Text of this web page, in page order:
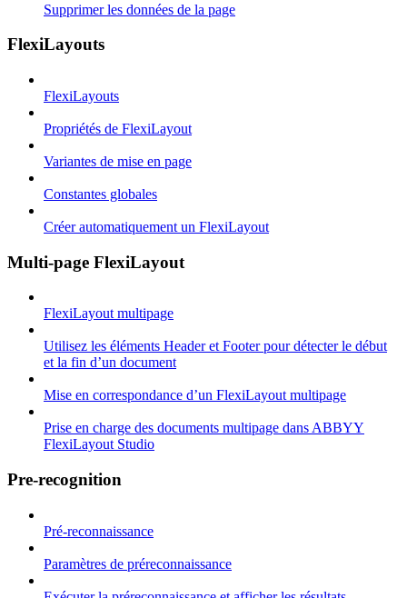
Supprimer les données de la page
FlexiLayouts
FlexiLayouts
Propriétés de FlexiLayout
Variantes de mise en page
Constantes globales
Créer automatiquement un FlexiLayout
Multi-page FlexiLayout
FlexiLayout multipage
Utilisez les éléments Header et Footer pour détecter le début
et la fin d’un document
Mise en correspondance d’un FlexiLayout multipage
Prise en charge des documents multipage dans ABBYY
FlexiLayout Studio
Pre-recognition
Pré-reconnaissance
Paramètres de préreconnaissance